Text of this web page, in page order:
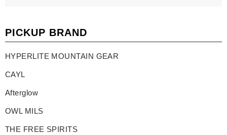
PICKUP BRAND
HYPERLITE MOUNTAIN GEAR
CAYL
Afterglow
OWL MILS
THE FREE SPIRITS